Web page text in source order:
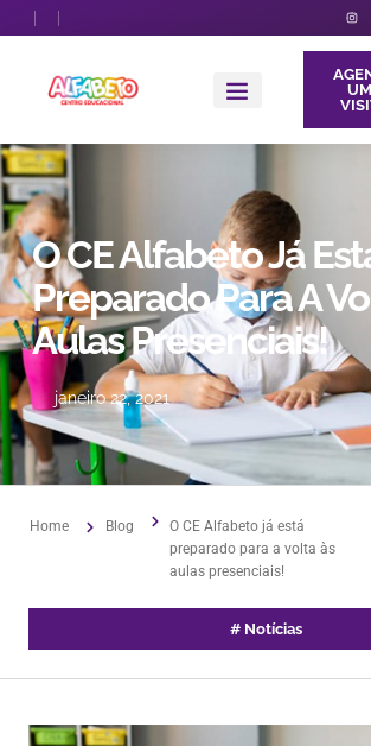
O CE Alfabeto Já
Preparado Para A
Aulas Presenciais!
janeiro 22, 2021
Home Blog
O CE Alfabeto já está
preparado para a volta às
aulas presenciais!
# Notícias